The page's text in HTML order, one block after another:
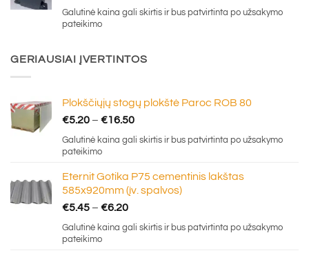
price
was:
price
is:
Galutinė kaina gali skirtis ir bus patvirtinta po užsakymo
pateikimo
GERIAUSIAI ĮVERTINTOS
Plokščiųjų stogų plokštė Paroc ROB 80
€5.20 – €16.50Price
range:
€16.50
Galutinė kaina gali skirtis ir bus patvirtinta po užsakymo
pateikimo
Eternit Gotika P75 cementinis lakštas
585x920mm (įv. spalvos)
€5.45 – €6.20Price
range:
Galutinė kaina gali skirtis ir bus patvirtinta po užsakymo
pateikimo